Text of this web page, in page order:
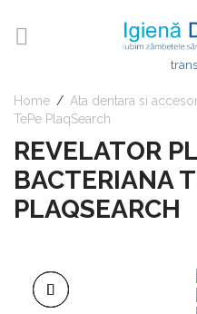
Home / Ata dentara si
TePe PlaqSearch
REVELATOR
BACTERIANA
PLAQSEARCH